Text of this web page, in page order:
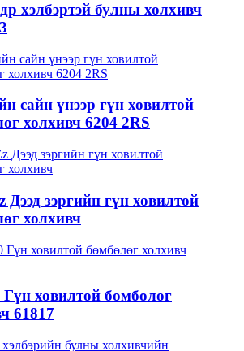
хэлбэртэй булны холхивч
сайн үнээр гүн ховилтой
холхивч 6204 2RS
Дээд зэргийн гүн ховилтой
холхивч
Гүн ховилтой бөмбөлөг
61817